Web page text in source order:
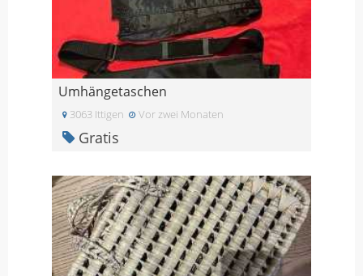
Umhängetaschen
3063 Ittigen Vor zwei Monaten
Gratis